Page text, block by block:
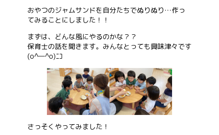
ベビーシッター
家事代行
認可保育園一覧
お問い合わせ
おやつのジャムサンドを自分たちでぬりぬり…作っ
てみることにしました！！
まずは、どんな風にやるのかな？？
保育士の話を聞きます。みんなとっても興味津々です
(o^―^o)ﾆｺ
さっそくやってみました！